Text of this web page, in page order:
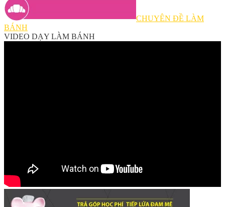
CHUYÊN ĐỀ LÀM
BÁNH
VIDEO DẠY LÀM BÁNH